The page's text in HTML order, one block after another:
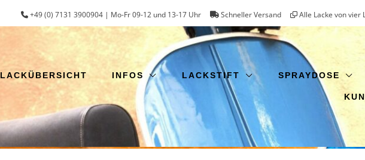
+49 (0) 7131 3900904 | Mo-Fr 09-12 und 13-17 Uhr Schneller Versand Alle Lacke von vier
LACKÜBERSICHT INFOS LACKSTIFT SPRAYDOSE